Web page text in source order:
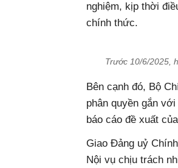
nghiệm, kịp thời
chính thức.
Trước 10/6/2025,
Bên cạnh đó, Bộ
phân quyền gắn
báo cáo đề xuất
Giao Đảng uỷ
Nội vụ chịu trách